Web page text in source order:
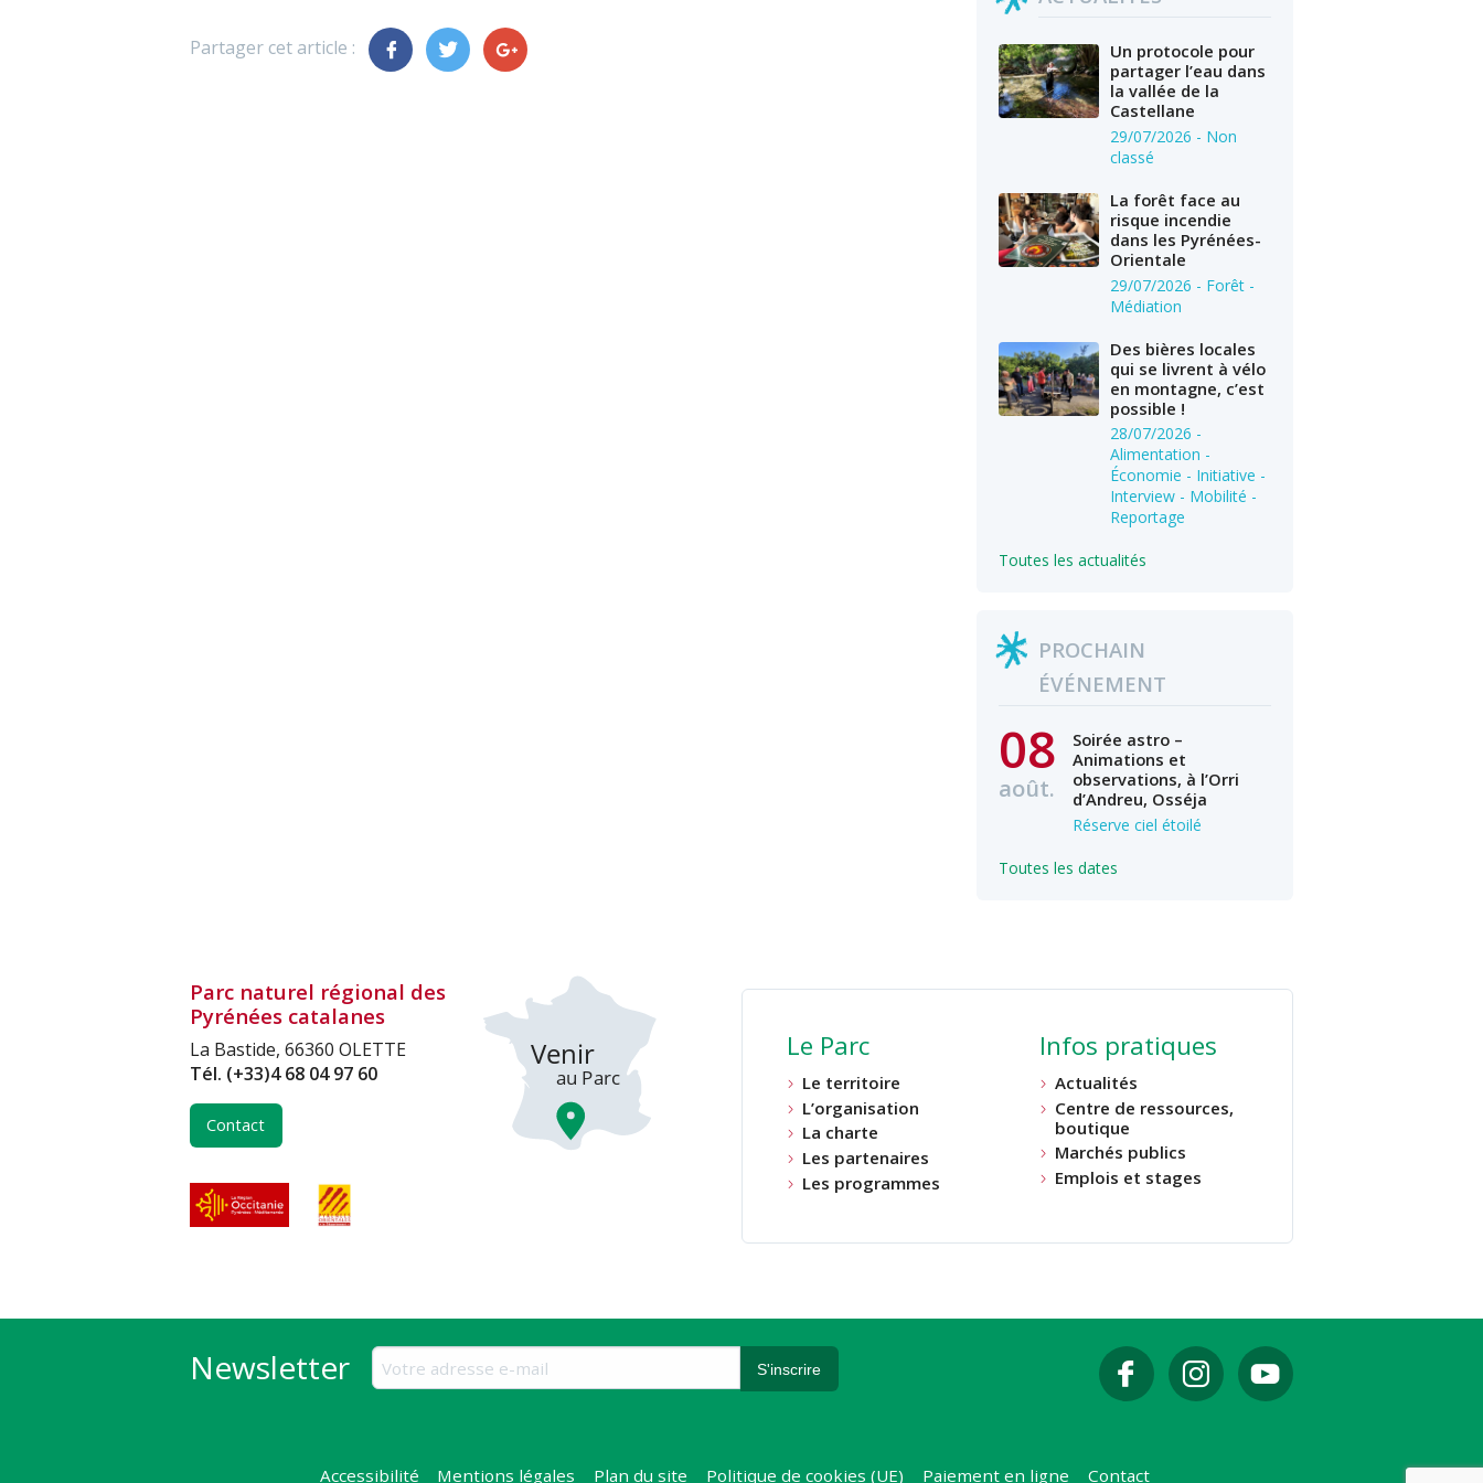
Partager cet article :
Un protocole pour
partager l’eau dans
la vallée de la
Castellane
29/07/2026 - Non
classé
La forêt face au
risque incendie
dans les Pyrénées-
Orientale
29/07/2026 - Forêt -
Médiation
Des bières locales
qui se livrent à vélo
en montagne, c’est
possible !
28/07/2026 -
Alimentation -
Économie - Initiative -
Interview - Mobilité -
Reportage
Toutes les actualités
PROCHAIN
ÉVÉNEMENT
08
août.
Soirée astro –
Animations et
observations, à l’Orri
d’Andreu, Osséja
Réserve ciel étoilé
Toutes les dates
Parc naturel régional des
Pyrénées catalanes
La Bastide, 66360 OLETTE
Tél. (+33)4 68 04 97 60
Contact
Le Parc
Le territoire
L’organisation
La charte
Les partenaires
Les programmes
Infos pratiques
Actualités
Centre de ressources,
boutique
Marchés publics
Emplois et stages
Newsletter
Accessibilité Mentions légales Plan du site Politique de cookies (UE) Paiement en ligne Contact